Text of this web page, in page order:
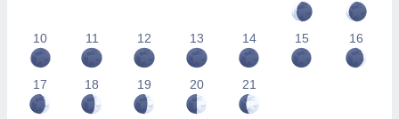
10 11 12 13 14 15 16
17 18 19 20 21